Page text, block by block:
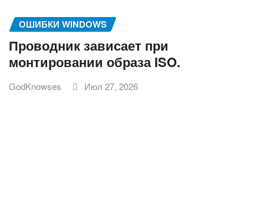
ОШИБКИ WINDOWS
Проводник зависает при
монтировании образа ISO.
GodKnowses Июл 27, 2026